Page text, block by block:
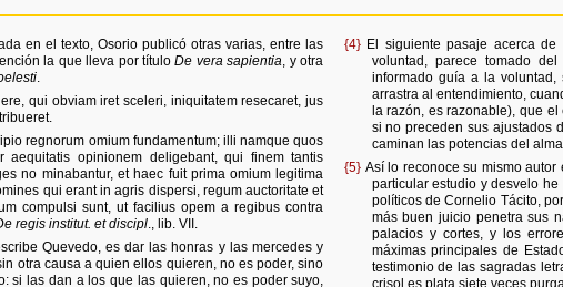
en el texto, Osorio publicó otras varias, entre las
la que lleva por títuloDe vera sapientia, y otra
.
qui obviam iret sceleri, iniquitatem resecaret, jus
regnorum omium fundamentum; illi namque quos
aequitatis opinionem deligebant, qui finem tantis
no minabantur, et haec fuit prima omium legitima
qui erant in agris dispersi, regum auctoritate et
compulsi sunt, ut facilius opem a regibus contra
regis institut. et discipl., lib. VII.
Quevedo, es dar las honras y las mercedes y
otra causa a quien ellos quieren, no es poder, sino
si las dan a los que las quieren, no es poder suyo,
{4} El siguiente pasaje acerca
voluntad, parece tomado
informado guía a la
arrastra al entendimiento,
la razón, es razonable), que
si no preceden sus ajustados
caminan las potencias del
{5} Así lo reconoce su mismo
particular estudio y desvelo
políticos de Cornelio Tácito,
más buen juicio penetra sus
palacios y cortes, y los
máximas principales de
testimonio de las sagradas
crisol es plata siete veces